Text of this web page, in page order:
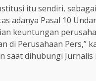
itu sendiri,
adanya Pasal 10
keuntungan
di Perusahaan Pers,”
saat dihubungi